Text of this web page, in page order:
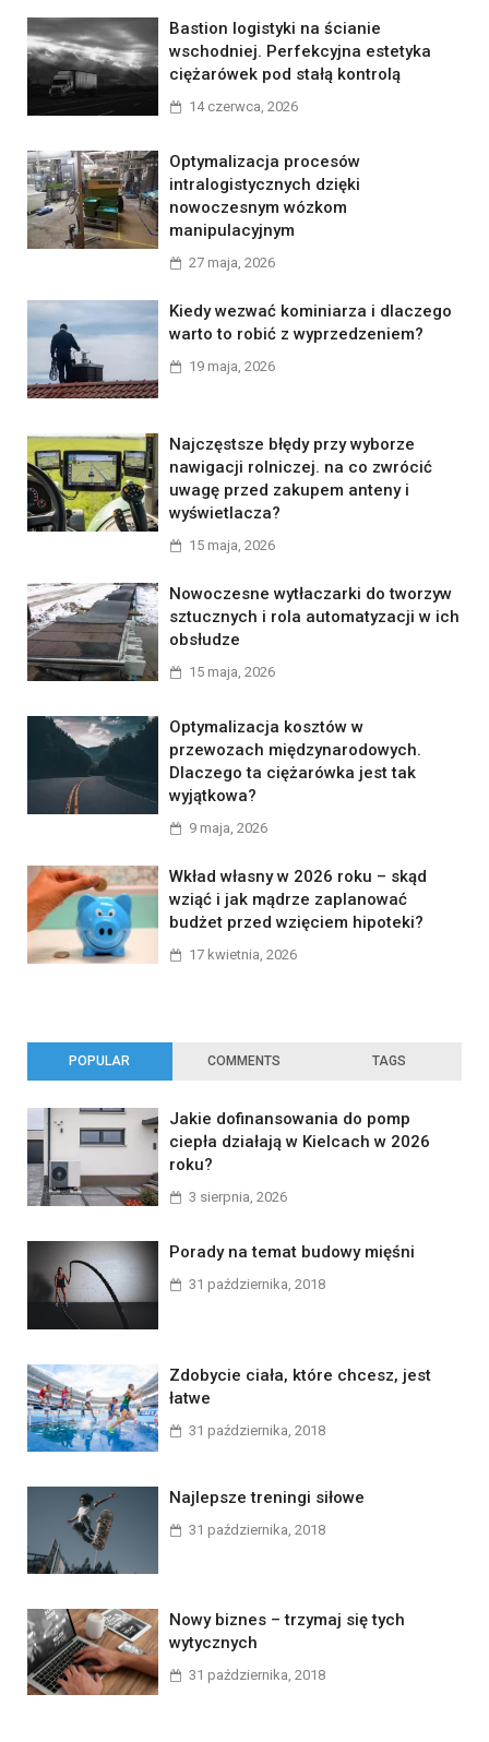
Bastion logistyki na ścianie
wschodniej. Perfekcyjna estetyka
ciężarówek pod stałą kontrolą
14 czerwca, 2026
Optymalizacja procesów
intralogistycznych dzięki
nowoczesnym wózkom
manipulacyjnym
27 maja, 2026
Kiedy wezwać kominiarza i dlaczego
warto to robić z wyprzedzeniem?
19 maja, 2026
Najczęstsze błędy przy wyborze
nawigacji rolniczej. na co zwrócić
uwagę przed zakupem anteny i
wyświetlacza?
15 maja, 2026
Nowoczesne wytłaczarki do tworzyw
sztucznych i rola automatyzacji w ich
obsłudze
15 maja, 2026
Optymalizacja kosztów w
przewozach międzynarodowych.
Dlaczego ta ciężarówka jest tak
wyjątkowa?
9 maja, 2026
Wkład własny w 2026 roku – skąd
wziąć i jak mądrze zaplanować
budżet przed wzięciem hipoteki?
17 kwietnia, 2026
POPULAR COMMENTS TAGS
Jakie dofinansowania do pomp
ciepła działają w Kielcach w 2026
roku?
3 sierpnia, 2026
Porady na temat budowy mięśni
31 października, 2018
Zdobycie ciała, które chcesz, jest
łatwe
31 października, 2018
Najlepsze treningi siłowe
31 października, 2018
Nowy biznes – trzymaj się tych
wytycznych
31 października, 2018